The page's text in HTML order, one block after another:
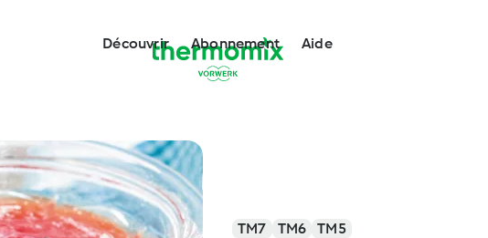
Découvrir Abonnement Aide
TM7 TM6 TM5